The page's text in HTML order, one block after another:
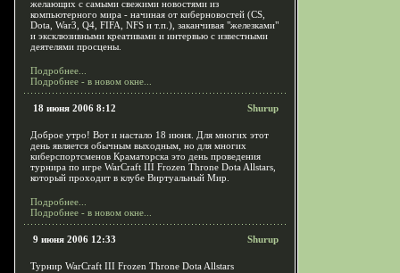
желающих с самыми свежими новостями из
компьютерного мира - начиная от киберновостей (CS,
Dota, War3, Q4, FIFA, NFS и т.п.), заканчивая "железками"
и эксклюзивными креативами и интервью с известными
деятелями просцены.
Подробнее...
Подробнее - в новом окне...
18 июня 2006 8:12 Shurup
Доброе утро! Вот и настало 18 июня. Для многих этот
день является обычным выходным, но для многих
киберспортсменов Краматорска это день проведения
турнира по игре WarCraft III Frozen Throne Dota Allstars,
который проходит в клубе Виртуальный Мир.
Подробнее...
Подробнее - в новом окне...
9 июня 2006 12:33 Shurup
Турнир WarCraft III Frozen Throne Dota Allstars